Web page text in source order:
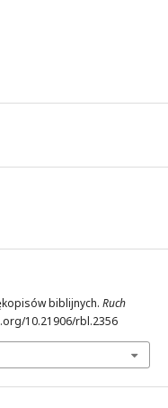
biblijnych. Ruch
10.21906/rbl.2356